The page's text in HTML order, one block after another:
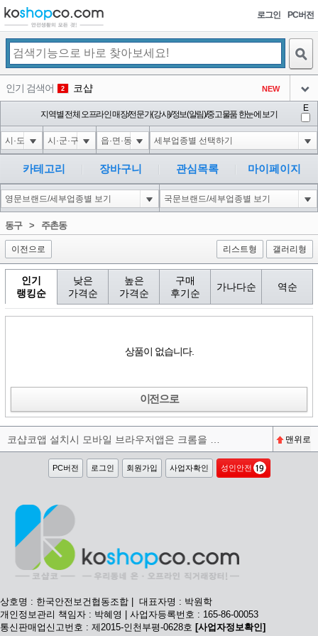
로그인 PC버전
인기 검색어 2 코샵 NEW
3 익스
아이콘
4 미끄럼방지
아이콘
5 대성설렁탕
아이콘
-16
6 1-1; waitfor delay '0:0:15' --
아이콘
-3
1
지역별 전체 오프라인 매장/전문가(강사)/정보(알림)/중고물품 한눈에 보기
E
카테고리 장바구니 관심목록 마이페이지
동구> 주촌동
이전으로 리스트형 갤러리형
인기
랭킹순
낮은
가격순
높은
가격순
구매
후기순
가나다순 역순
상품이 없습니다.
이전으로
맨위로
PC버전 로그인 회원가입 사업자확인 성인안전
상호명 : 한국안전보건협동조합 | 대표자명 : 박원학
개인정보관리 책임자 : 박혜영 | 사업자등록번호 : 165-86-00053
통신판매업신고번호 : 제2015-인천부평-0628호 [사업자정보확인]